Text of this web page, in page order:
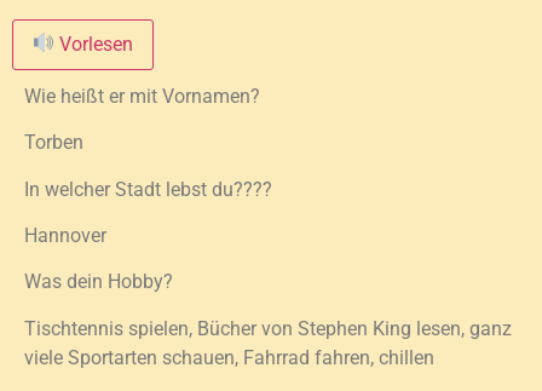
Vorlesen
Wie heißt er mit Vornamen?
Torben
In welcher Stadt lebst du????
Hannover
Was dein Hobby?
Tischtennis spielen, Bücher von Stephen King lesen, ganz
viele Sportarten schauen, Fahrrad fahren, chillen